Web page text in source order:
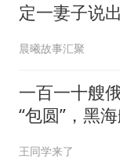
定一妻子说
晨曦故事汇聚
一百一十艘
“包圆”，黑
百里，制海
王同学来了